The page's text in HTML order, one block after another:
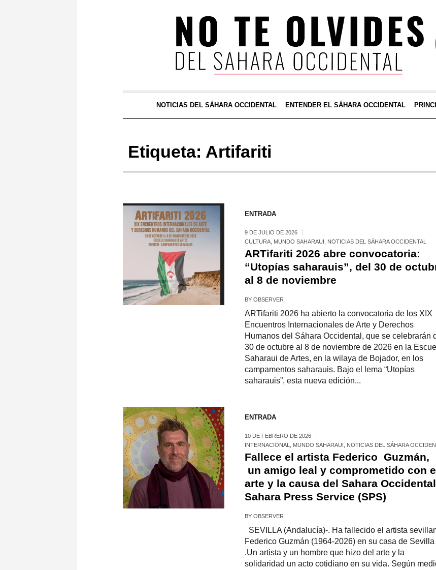
NOTICIAS DEL SÁHARA OCCIDENTAL ENTENDER EL SÁHARA OCCIDENTAL
Etiqueta: Artifariti
ENTRADA
9 DE JULIO DE 2026
CULTURA, MUNDO SAHARAUI NOTICIAS DEL SÁHARA OCCIDENTAL
ARTifariti 2026 abre convocatoria:
“Utopías saharauis”, del 30 de
al 8 de noviembre
BY OBSERVER
ARTifariti 2026 ha abierto la convocatoria de los XIX
Encuentros Internacionales de Arte y Derechos
Humanos del Sáhara Occidental, que se celebrarán
30 de octubre al 8 de noviembre de 2026 en la
Saharaui de Artes, en la wilaya de Bojador, en los
campamentos saharauis. Bajo el lema “Utopías
saharauis”, esta nueva edición...
ENTRADA
10 DE FEBRERO DE 2026
INTERNACIONAL
MUNDO SAHARAUI NOTICIAS DEL SÁHARA
Fallece el artista Federico Guzmán,
un amigo leal y comprometido con
arte y la causa del Sahara
Sahara Press Service (SPS)
BY OBSERVER
SEVILLA (Andalucía)-. Ha fallecido el artista
Federico Guzmán (1964-2026) en su casa de Sevilla
.Un artista y un hombre que hizo del arte y la
solidaridad un acto cotidiano en su vida. Según